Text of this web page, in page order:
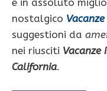
e in assoluto
nostalgico
suggestioni da
nei riusciti Vacanze
California.